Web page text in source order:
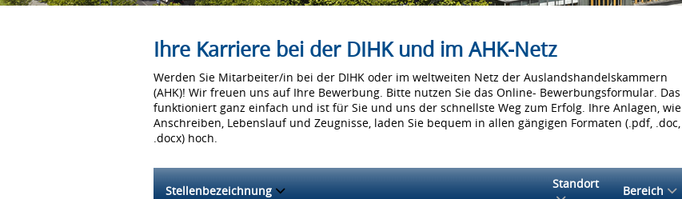
Ihre Karriere bei der DIHK und im AHK-Netz
Werden Sie Mitarbeiter/in bei der DIHK oder im weltweiten Netz der Auslandshandelskammern
(AHK)! Wir freuen uns auf Ihre Bewerbung. Bitte nutzen Sie das Online- Bewerbungsformular. Das
funktioniert ganz einfach und ist für Sie und uns der schnellste Weg zum Erfolg. Ihre Anlagen, wie
Anschreiben, Lebenslauf und Zeugnisse, laden Sie bequem in allen gängigen Formaten (.pdf, .doc,
.docx) hoch.
Stellenbezeichnung Standort Bereich